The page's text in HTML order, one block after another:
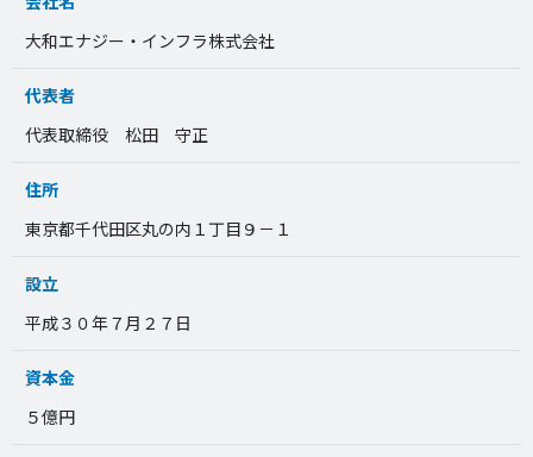
大和エナジー・インフラ株式会社
代表者
代表取締役 松田 守正
住所
東京都千代田区丸の内１丁目９－１
設立
平成３０年７月２７日
資本金
５億円